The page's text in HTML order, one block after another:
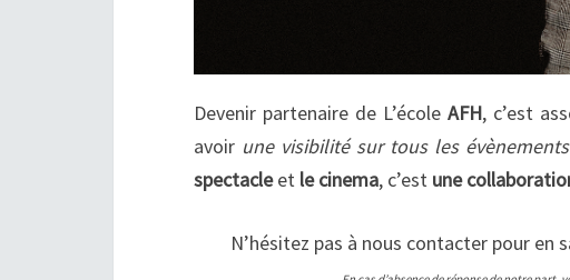
Devenir partenaire de L’école AFH, c’est
avoir une visibilité sur tous les
spectacleet le cinema, c’est une
N’hésitez pas à nous contacter pour en